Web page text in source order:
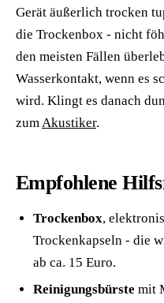
Gerät äußerlich trocken
die Trockenbox - nicht
den meisten Fällen
Wasserkontakt, wenn es
wird. Klingt es danach
zumAkustiker.
Empfohlene
Trockenbox,
Trockenkapseln - die
ab ca. 15 Euro.
Reinigungsbürste mit